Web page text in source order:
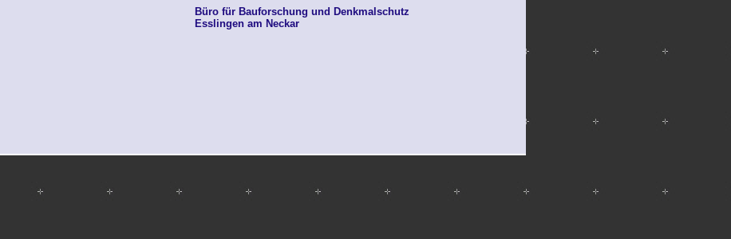
Büro für Bauforschung und Denkmalschutz
Esslingen am Neckar